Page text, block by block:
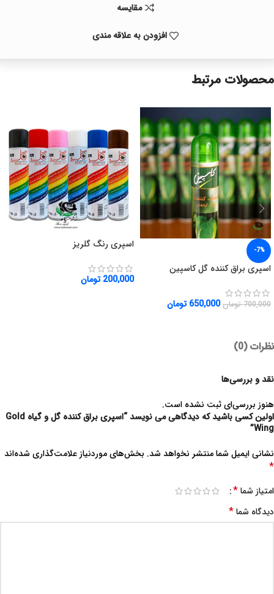
مقايسه
افزودن به علاقه مندی
محصولات مرتبط
-7%
اسپری براق کننده گل کاسپین
700,000 تومان 650,000 تومان
اسپری رنگ گلریز
200,000 تومان
نظرات (0)
نقد و بررسی‌ها
هنوز بررسی‌ای ثبت نشده است.
اولین کسی باشید که دیدگاهی می نویسد “اسپری براق کننده گل و گیاه Gold
Wing”
نشانی ایمیل شما منتشر نخواهد شد. بخش‌های موردنیاز علامت‌گذاری شده‌اند
*
امتیاز شما*
دیدگاه شما*